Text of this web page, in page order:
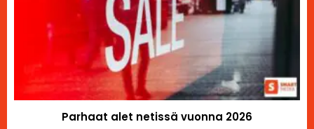
Parhaat alet netissä vuonna 2026